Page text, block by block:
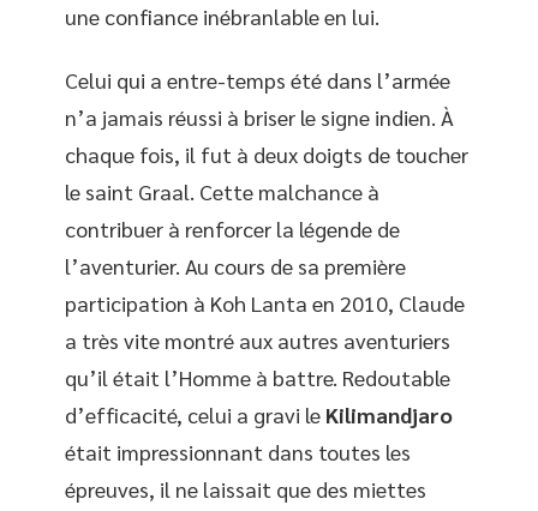
une confiance inébranlable en lui.
Celui qui a entre-temps été dans l’armée
n’a jamais réussi à briser le signe indien. À
chaque fois, il fut à deux doigts de toucher
le saint Graal. Cette malchance à
contribuer à renforcer la légende de
l’aventurier. Au cours de sa première
participation à Koh Lanta en 2010, Claude
a très vite montré aux autres aventuriers
qu’il était l’Homme à battre. Redoutable
d’efficacité, celui a gravi le Kilimandjaro
était impressionnant dans toutes les
épreuves, il ne laissait que des miettes